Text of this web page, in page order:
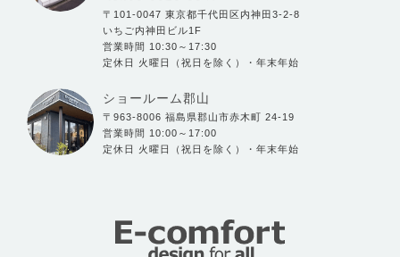
〒101-0047 東京都千代田区内神田3-2-8
いちご内神田ビル1F
営業時間 10:30～17:30
定休日 火曜日（祝日を除く）・年末年始
ショールーム郡山
〒963-8006 福島県郡山市赤木町 24-19
営業時間 10:00～17:00
定休日 火曜日（祝日を除く）・年末年始